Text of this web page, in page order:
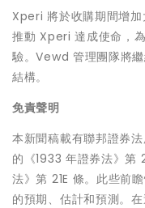
Xperi 將於收購期間增
推動 Xperi 達成使命，
驗。Vewd 管理團隊將
結構。
免責聲明
本新聞稿載有聯邦證券
的《1933 年證券法》第
法》第 21E 條。此些前
的預期、估計和預測。